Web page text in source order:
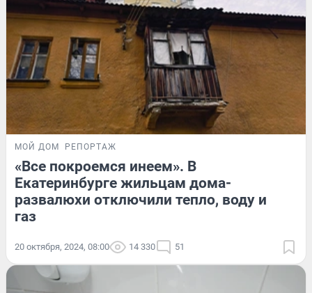
МОЙ ДОМ РЕПОРТАЖ
«Все покроемся инеем». В
Екатеринбурге жильцам дома-
развалюхи отключили тепло, воду и
газ
20 октября, 2024, 08:00 14 330 51